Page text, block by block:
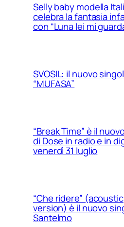
Selly baby modella
celebra la fantasia
con “Luna lei mi
SVOSIL: il nuovo
“MUFASA”
“Break Time” è il
di Dose in radio e in
venerdì 31 luglio
“Che ridere” (acoustic
version) è il nuovo
Santelmo